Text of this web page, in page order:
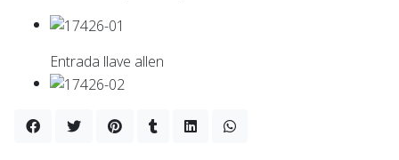
Entrada llave allen